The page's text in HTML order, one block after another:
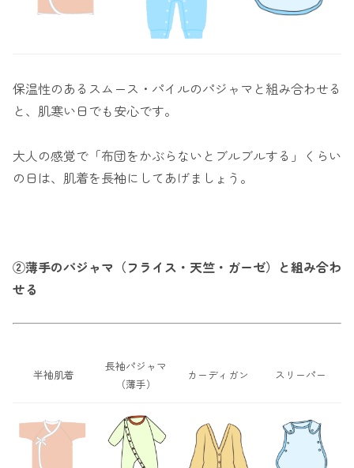
保温性のあるスムース・パイルのパジャマと組み合わせる
と、肌寒い日でも安心です。
大人の感覚で「布団をかぶらないとブルブルする」くらい
の日は、肌着を長袖にしてあげましょう。
②薄手のパジャマ（フライス・天竺・ガーゼ）と組み合わ
せる
半袖肌着
長袖パジャマ
（薄手）
カーディガン スリーパー